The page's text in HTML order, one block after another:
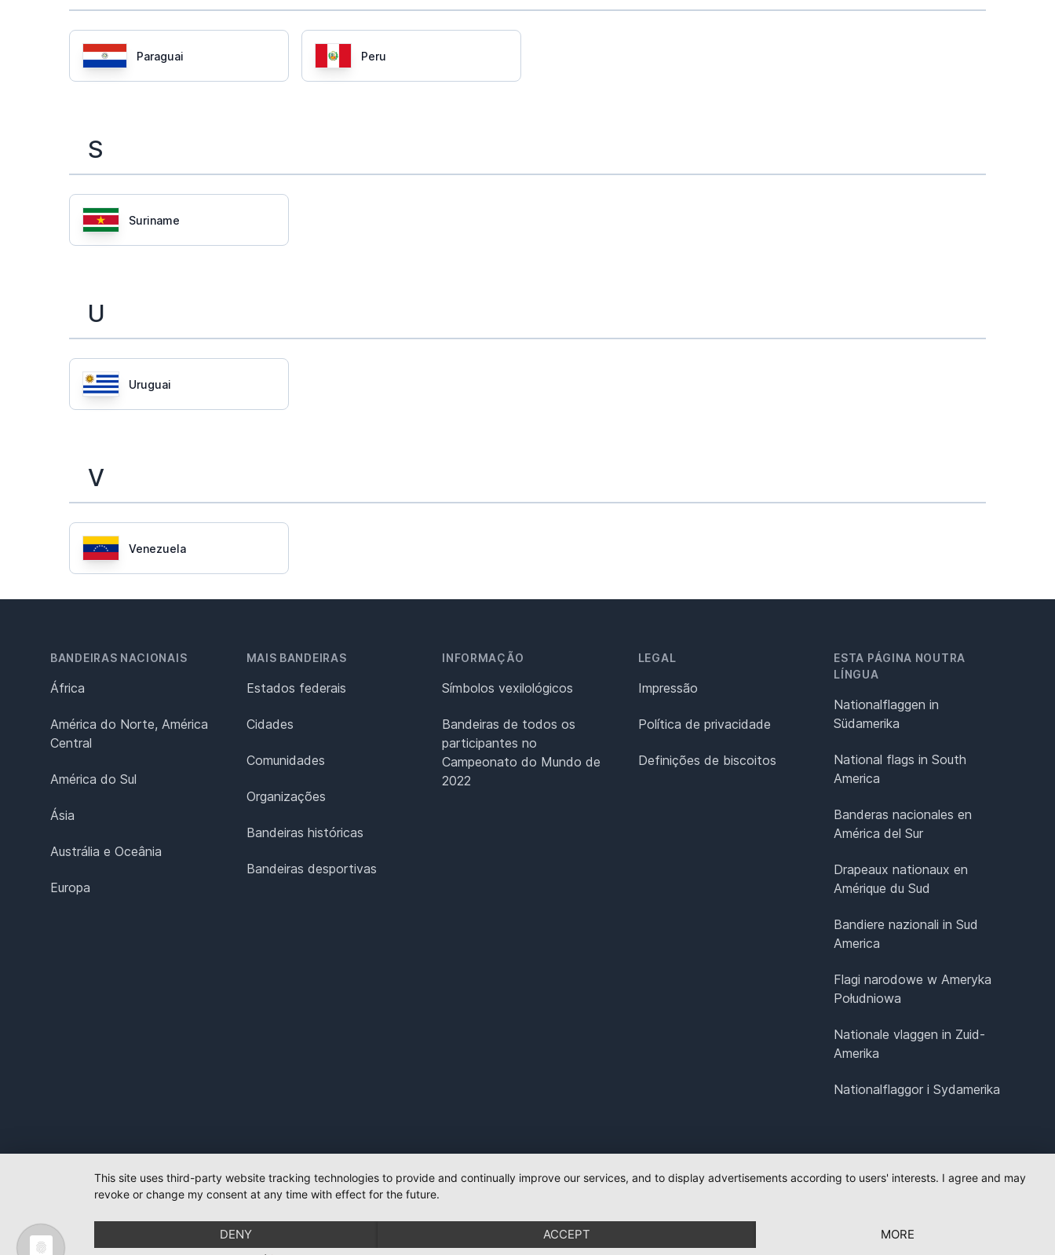
Paraguai Peru
S
Suriname
U
Uruguai
V
Venezuela
BANDEIRAS NACIONAIS
África
América do Norte, América
Central
América do Sul
Ásia
Austrália e Oceânia
Europa
MAIS BANDEIRAS
Estados federais
Cidades
Comunidades
Organizações
Bandeiras históricas
Bandeiras desportivas
INFORMAÇÃO
Símbolos vexilológicos
Bandeiras de todos os
participantes no
Campeonato do Mundo de
2022
LEGAL
Impressão
Política de privacidade
Definições de biscoitos
ESTA PÁGINA NOUTRA
LÍNGUA
Nationalflaggen in
Südamerika
National flags in South
America
Banderas nacionales en
América del Sur
Drapeaux nationaux en
Amérique du Sud
Bandiere nazionali in Sud
America
Flagi narodowe w Ameryka
Południowa
Nationale vlaggen in Zuid-
Amerika
Nationalflaggor i Sydamerika
This site uses third-party website tracking technologies to provide and continually improve our services, and to display advertisements according to users' interests. I agree and may
revoke or change my consent at any time with effect for the future.
DENY ACCEPT MORE